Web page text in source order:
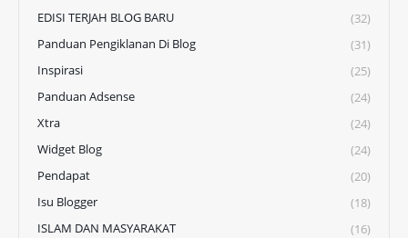
EDISI TERJAH BLOG BARU
(32)
Panduan Pengiklanan Di Blog
(31)
Inspirasi
(25)
Panduan Adsense
(24)
Xtra
(24)
Widget Blog
(24)
Pendapat
(20)
Isu Blogger
(18)
ISLAM DAN MASYARAKAT
(16)